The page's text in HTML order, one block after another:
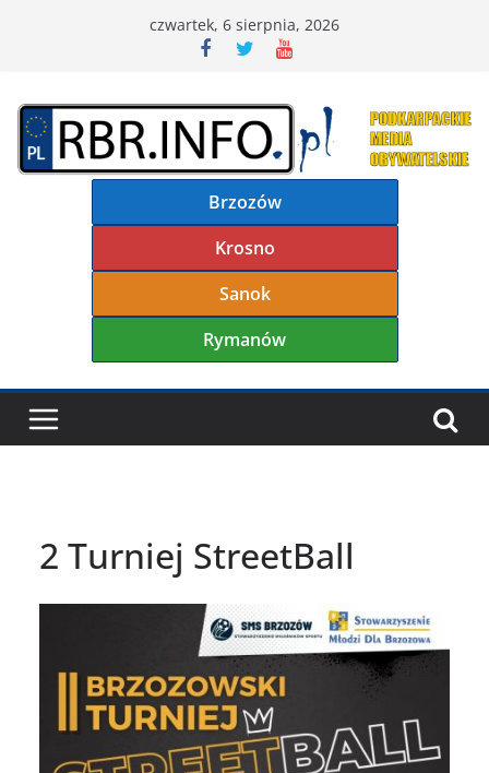
czwartek, 6 sierpnia, 2026
Brzozów
Krosno
Sanok
Rymanów
2 Turniej StreetBall